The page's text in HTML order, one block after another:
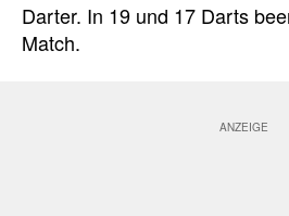
Darter. In 19 und 17 Darts
Match.